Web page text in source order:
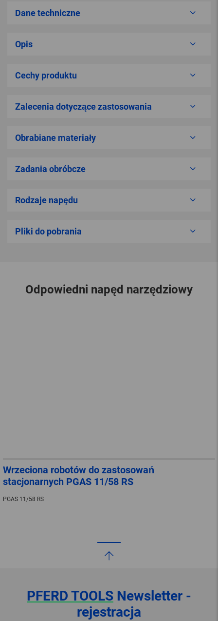
Dane techniczne
Opis
Cechy produktu
Zalecenia dotyczące zastosowania
Obrabiane materiały
Zadania obróbcze
Rodzaje napędu
Pliki do pobrania
Odpowiedni napęd narzędziowy
Wrzeciona robotów do zastosowań
stacjonarnych PGAS 11/58 RS
PGAS 11/58 RS
PFERD TOOLS Newsletter -
rejestracja